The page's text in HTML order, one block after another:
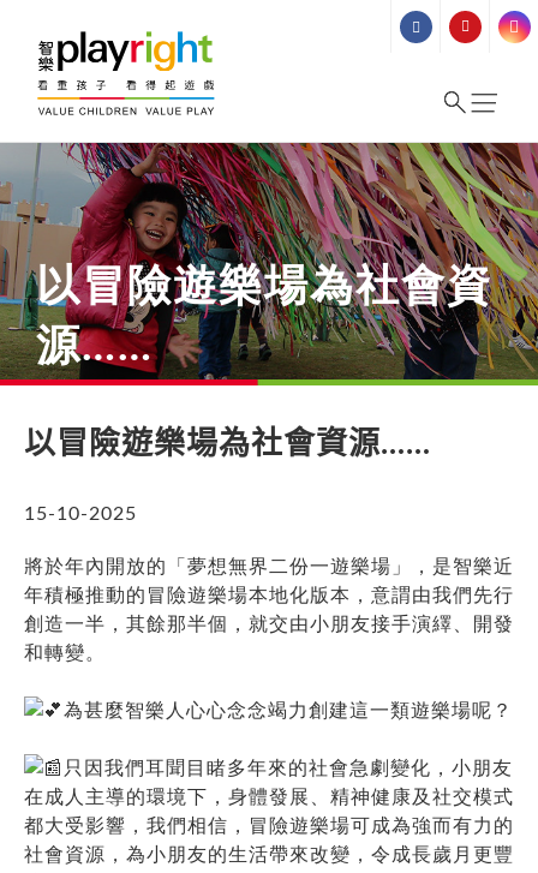
content
以冒險遊樂場為社會資
源……
以冒險遊樂場為社會資源……
15-10-2025
將於年內開放的「夢想無界二份一遊樂場」，是智樂近
年積極推動的冒險遊樂場本地化版本，意謂由我們先行
創造一半，其餘那半個，就交由小朋友接手演繹、開發
和轉變。
為甚麼智樂人心心念念竭力創建這一類遊樂場呢？
只因我們耳聞目睹多年來的社會急劇變化，小朋友
在成人主導的環境下，身體發展、精神健康及社交模式
都大受影響，我們相信，冒險遊樂場可成為強而有力的
社會資源，為小朋友的生活帶來改變，令成長歲月更豐